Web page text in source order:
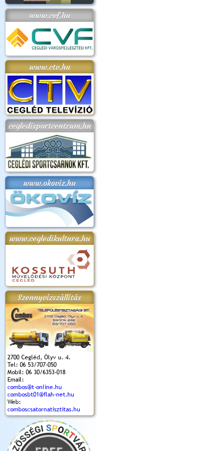
www.cvf.hu
www.ctv.hu
cegledisportcentrum.hu
www.okoviz.hu
www.cegledikultura.hu
Szennyvízszállítás
2700 Cegléd, Ölyv u. 4.
Tel: 06 53/707-050
Mobil: 06 30/6353-018
Email:
combos@t-online.hu
combosbt01@flah-net.hu
Web:
comboscsatornatisztitas.hu
2018.
Kossuth Toborzó
Ünnepély
Szent István Ünnepe
(2017. 08. 20.)